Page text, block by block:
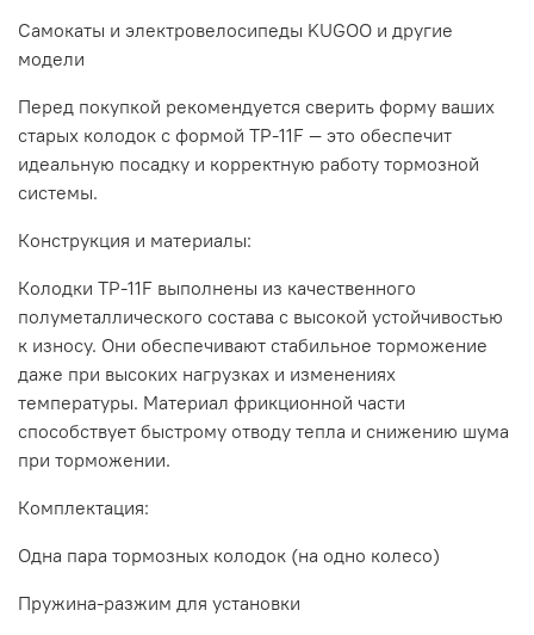
Самокаты и электровелосипеды KUGOO и другие
модели
Перед покупкой рекомендуется сверить форму ваших
старых колодок с формой TP-11F — это обеспечит
идеальную посадку и корректную работу тормозной
системы.
Конструкция и материалы:
Колодки TP-11F выполнены из качественного
полуметаллического состава с высокой устойчивостью
к износу. Они обеспечивают стабильное торможение
даже при высоких нагрузках и изменениях
температуры. Материал фрикционной части
способствует быстрому отводу тепла и снижению шума
при торможении.
Комплектация:
Одна пара тормозных колодок (на одно колесо)
Пружина-разжим для установки